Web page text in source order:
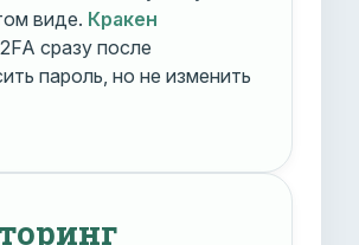
виде. Кракен
сразу после
пароль, но не изменить